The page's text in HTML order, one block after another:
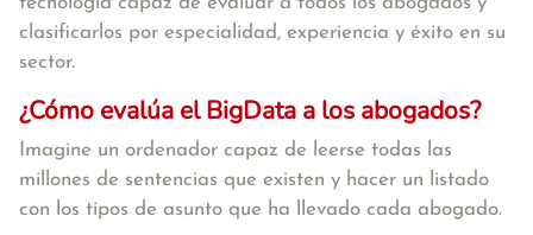
clasificarlos por especialidad, experiencia y éxito en su
sector.
¿Cómo evalúa el BigData a los abogados?
Imagine un ordenador capaz de leerse todas las
millones de sentencias que existen y hacer un listado
con los tipos de asunto que ha llevado cada abogado.